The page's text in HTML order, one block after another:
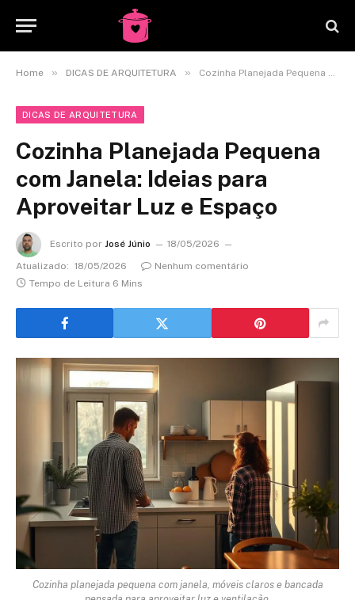
Home » DICAS DE ARQUITETURA » Cozinha Planejada Pequena com Janela: Ideias para Aproveitar Luz e Espaço
DICAS DE ARQUITETURA
Cozinha Planejada Pequena
com Janela: Ideias para
Aproveitar Luz e Espaço
Escrito por José Júnio
18/05/2026
Atualizado: 18/05/2026
Nenhum comentário
Tempo de Leitura 6 Mins
Cozinha planejada pequena com janela, móveis claros e bancada